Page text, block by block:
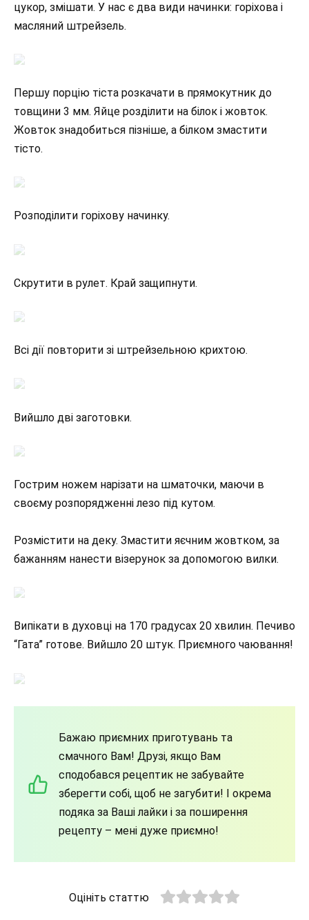
цукор, змішати. У нас є два види начинки: горіхова і
масляний штрейзель.
Першу порцію тіста розкачати в прямокутник до
товщини 3 мм. Яйце розділити на білок і жовток.
Жовток знадобиться пізніше, а білком змастити
тісто.
Розподілити горіхову начинку.
Скрутити в рулет. Край защипнути.
Всі дії повторити зі штрейзельною крихтою.
Вийшло дві заготовки.
Гострим ножем нарізати на шматочки, маючи в
своєму розпорядженні лезо під кутом.
Розмістити на деку. Змастити яєчним жовтком, за
бажанням нанести візерунок за допомогою вилки.
Випікати в духовці на 170 градусах 20 хвилин. Печиво
“Гата” готове. Вийшло 20 штук. Приємного чаювання!
Бажаю приємних приготувань та
смачного Вам! Друзі, якщо Вам
сподобався рецептик не забувайте
зберегти собі, щоб не загубити! І окрема
подяка за Ваші лайки і за поширення
рецепту – мені дуже приємно!
Оцініть статтю